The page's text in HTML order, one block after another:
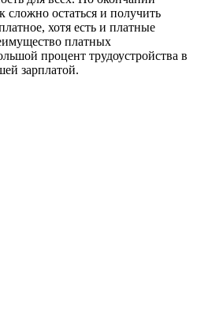
остаться и получить
хотя есть и платные
платных
процент трудоустройства в
зарплатой.